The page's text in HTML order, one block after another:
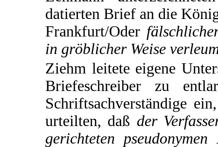
datierten Brief an die
Frankfurt/Oder
in gröblicher Weise
Ziehm leitete eigene
Briefeschreiber zu
Schriftsachverständige
urteilten, daß der
gerichteten